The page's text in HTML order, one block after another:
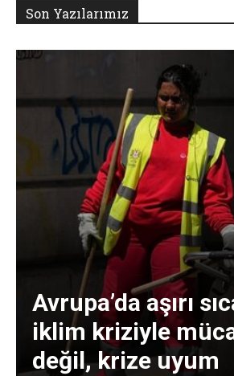
Son Yazılarımız
Avrupa’da aşırı
iklim kriziyle
değil, krize uyum